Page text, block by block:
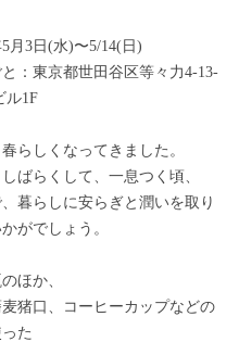
5月3日(水)〜5/14(日)
と：東京都世田谷区等々力4-13-
ル1F
らしくなってきました。
ばらくして、一息つく頃、
、暮らしに安らぎと潤いを取り
がでしょう。
ほか、
猪口、コーヒーカップなどの
た